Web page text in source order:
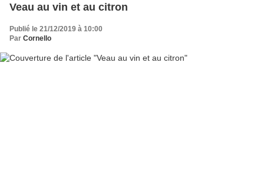
Veau au vin et au citron
Publié le 21/12/2019 à 10:00
Par Cornello